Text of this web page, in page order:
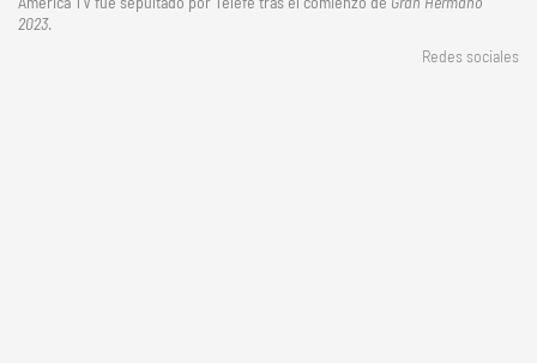
2023.
Redes sociales